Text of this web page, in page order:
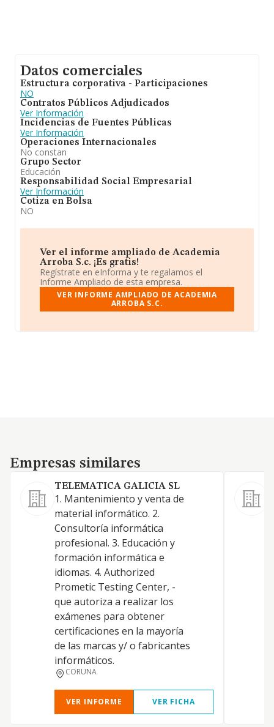
Datos comerciales
Estructura corporativa - Participaciones
NO
Contratos Públicos Adjudicados
Ver Información
Incidencias de Fuentes Públicas
Ver Información
Operaciones Internacionales
No constan
Grupo Sector
Educación
Responsabilidad Social Empresarial
Ver Información
Cotiza en Bolsa
NO
Ver el informe ampliado de Academia
Arroba S.c. ¡Es gratis!
Regístrate en eInforma y te regalamos el
Informe Ampliado de esta empresa.
VER INFORME AMPLIADO DE ACADEMIA
ARROBA S.C.
Empresas similares
Empresas similares
TELEMATICA GALICIA SL
1. Mantenimiento y venta de
material informático. 2.
Consultoría informática
profesional. 3. Educación y
formación informática e
idiomas. 4. Authorized
Prometic Testing Center, -
que autoriza a realizar los
exámenes para obtener
certificaciones en la mayoría
de las marcas y/ o fabricantes
informáticos.
CORUNA
VER INFORME VER FICHA